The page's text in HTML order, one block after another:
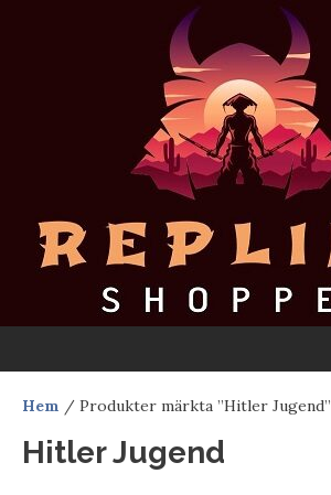
Hem / Produkter märkta ”Hitler Jugend”
Hitler Jugend